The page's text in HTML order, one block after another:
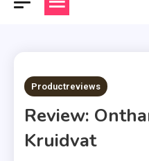
2 MINS READ
Productreviews
Review:
Kruidvat